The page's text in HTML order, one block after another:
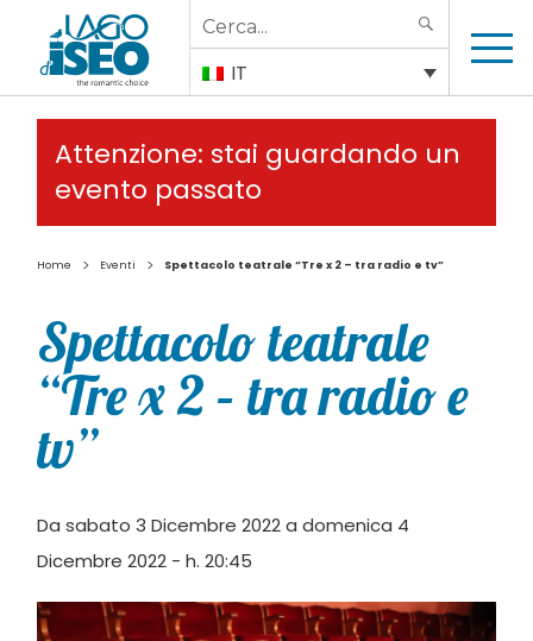
Search
for:
IT
Attenzione: stai guardando un
evento passato
Home > Eventi > Spettacolo teatrale “Tre x 2 – tra radio e tv”
Spettacolo teatrale
“Tre x 2 – tra radio e
tv”
Da sabato 3 Dicembre 2022 a domenica 4
Dicembre 2022 - h. 20:45